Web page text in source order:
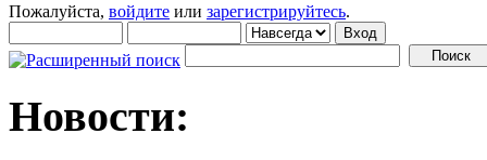
Пожалуйста, войдите или зарегистрируйтесь.
Новости: